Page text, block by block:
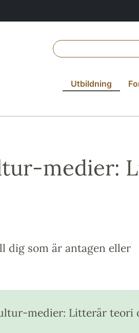
Utbildning
medier:
dig som är antagen eller
medier: Litterär teori